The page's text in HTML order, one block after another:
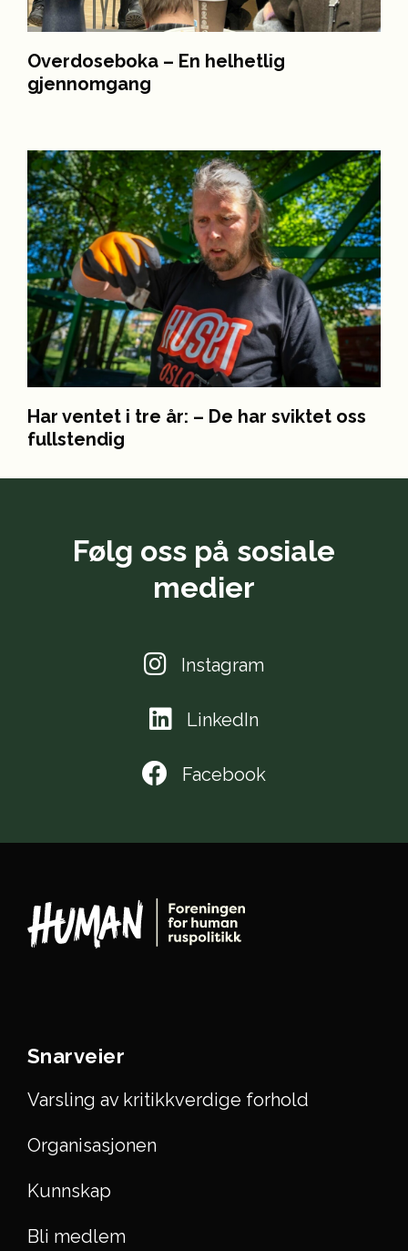
Overdoseboka – En helhetlig
gjennomgang
Har ventet i tre år: – De har sviktet oss
fullstendig
Følg oss på sosiale
medier
Instagram
LinkedIn
Facebook
Snarveier
Varsling av kritikkverdige forhold
Organisasjonen
Kunnskap
Bli medlem